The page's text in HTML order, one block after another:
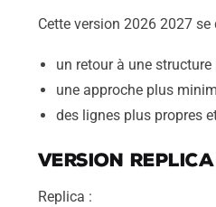
Cette version 2026 2027
un retour à une
une approche plus
des lignes plus propres
Version
Replica :